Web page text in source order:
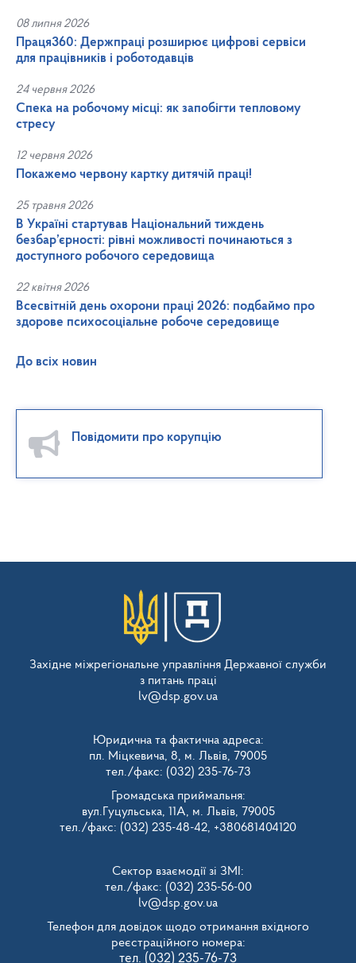
08 липня 2026
Праця360: Держпраці розширює цифрові сервіси
для працівників і роботодавців
24 червня 2026
Спека на робочому місці: як запобігти тепловому
стресу
12 червня 2026
Покажемо червону картку дитячій праці!
25 травня 2026
В Україні стартував Національний тиждень
безбар’єрності: рівні можливості починаються з
доступного робочого середовища
22 квітня 2026
Всесвітній день охорони праці 2026: подбаймо про
здорове психосоціальне робоче середовище
До всіх новин
Повідомити про корупцію
Західне міжрегіональне управління Державної служби
з питань праці
lv@dsp.gov.ua
Юридична та фактична адреса:
пл. Міцкевича, 8, м. Львів, 79005
тел./факс: (032) 235-76-73
Громадська приймальня:
вул.Гуцульська, 11А, м. Львів, 79005
тел./факс: (032) 235-48-42, +380681404120
Сектор взаємодії зі ЗМІ:
тел./факс: (032) 235-56-00
lv@dsp.gov.ua
Телефон для довідок щодо отримання вхідного
реєстраційного номера:
тел. (032) 235-76-73